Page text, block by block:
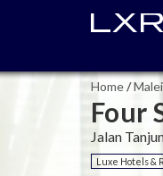
Home/
Four
Jalan
Luxe Hotels &